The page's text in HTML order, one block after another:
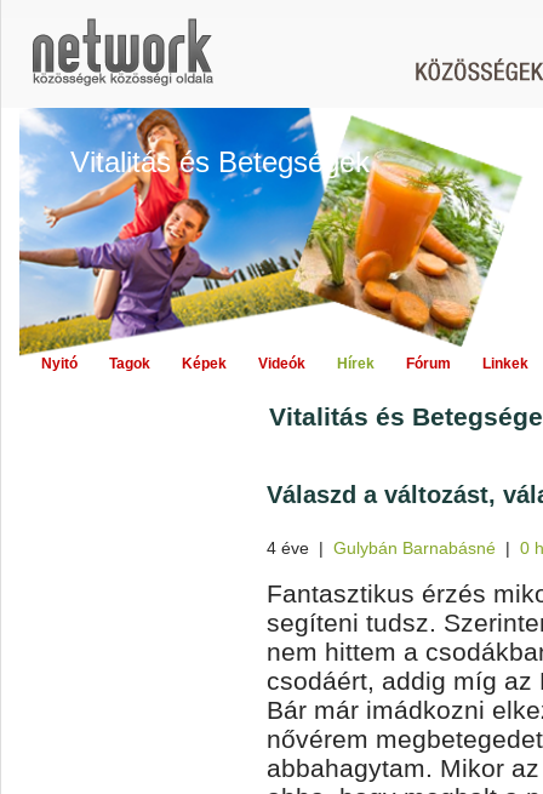
Vitalitás és Betegségek
Nyitó Tagok Képek Videók Hírek Fórum Linkek
Vitalitás és
Válaszd a változást,
4 éve | Gulybán Barnabásné | 0
Fantasztikus érzés
segíteni tudsz.
nem hittem a
csodáért, addig míg az
Bár már imádkozni
nővérem
abbahagytam. Mikor